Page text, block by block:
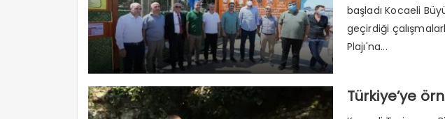
başladı Kocaeli
geçirdiği
Plajı'na...
Türkiye’ye